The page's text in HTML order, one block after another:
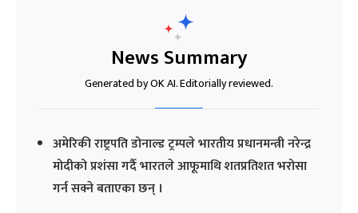
News Summary
Generated by OK AI. Editorially reviewed.
अमेरिकी राष्ट्रपति डोनाल्ड ट्रम्पले भारतीय प्रधानमन्त्री नरेन्द्र
मोदीको प्रशंसा गर्दै भारतले आफूमाथि शतप्रतिशत भरोसा
गर्न सक्ने बताएका छन् ।